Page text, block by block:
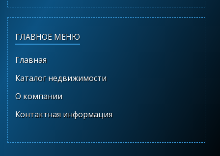
ГЛАВНОЕ МЕНЮ
Главная
Каталог недвижимости
О компании
Контактная информация